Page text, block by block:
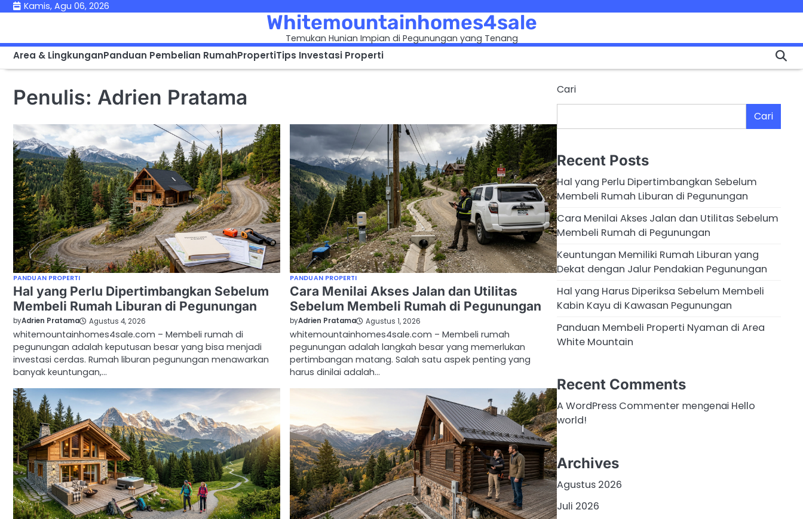
Skip Kamis, Agu 06, 2026
Whitemountainhomes4sale
Temukan Hunian Impian di Pegunungan yang Tenang
Area & LingkunganPanduan Pembelian RumahPropertiTips Investasi Properti
Penulis: Adrien Pratama
PANDUAN PROPERTI
Hal yang Perlu Dipertimbangkan Sebelum
Membeli Rumah Liburan di Pegunungan
byAdrien Pratama Agustus 4, 2026
whitemountainhomes4sale.com – Membeli rumah di
pegunungan adalah keputusan besar yang bisa menjadi
investasi cerdas. Rumah liburan pegunungan menawarkan
banyak keuntungan,…
PANDUAN PROPERTI
Cara Menilai Akses Jalan dan Utilitas
Sebelum Membeli Rumah di Pegunungan
byAdrien Pratama Agustus 1, 2026
whitemountainhomes4sale.com – Membeli rumah
pegunungan adalah langkah besar yang memerlukan
pertimbangan matang. Salah satu aspek penting yang
harus dinilai adalah…
Cari
Cari
Recent Posts
Hal yang Perlu Dipertimbangkan Sebelum
Membeli Rumah Liburan di Pegunungan
Cara Menilai Akses Jalan dan Utilitas Sebelum
Membeli Rumah di Pegunungan
Keuntungan Memiliki Rumah Liburan yang
Dekat dengan Jalur Pendakian Pegunungan
Hal yang Harus Diperiksa Sebelum Membeli
Kabin Kayu di Kawasan Pegunungan
Panduan Membeli Properti Nyaman di Area
White Mountain
Recent Comments
A WordPress Commenter mengenai Hello
world!
Archives
Agustus 2026
Juli 2026